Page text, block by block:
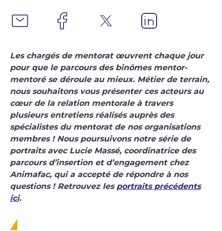
Les chargés de mentorat œuvrent chaque jour
pour que le parcours des binômes mentor-
mentoré se déroule au mieux. Métier de terrain,
nous souhaitons vous présenter ces acteurs au
cœur de la relation mentorale à travers
plusieurs entretiens réalisés auprès des
spécialistes du mentorat de nos organisations
membres ! Nous poursuivons notre série de
portraits avec Lucie Massé, coordinatrice des
parcours d’insertion et d’engagement chez
Animafac, qui a accepté de répondre à nos
questions ! Retrouvez les portraits précédents
ici.